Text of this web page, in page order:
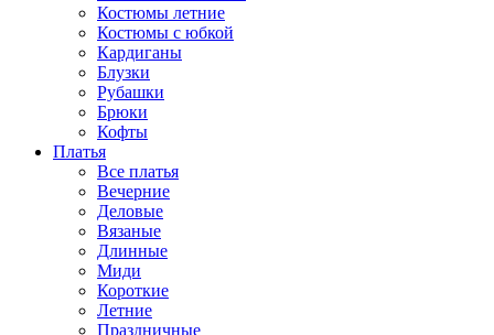
Костюмы летние
Костюмы с юбкой
Кардиганы
Блузки
Рубашки
Брюки
Кофты
Платья
Все платья
Вечерние
Деловые
Вязаные
Длинные
Миди
Короткие
Летние
Праздничные